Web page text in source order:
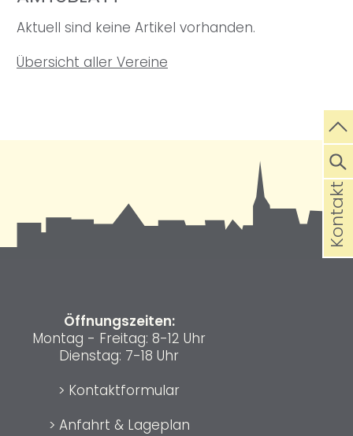
Aktuell sind keine Artikel vorhanden.
Übersicht aller Vereine
Öffnungszeiten:
Montag - Freitag: 8-12 Uhr
Dienstag: 7-18 Uhr
> Kontaktformular
> Anfahrt & Lageplan
Kontakt